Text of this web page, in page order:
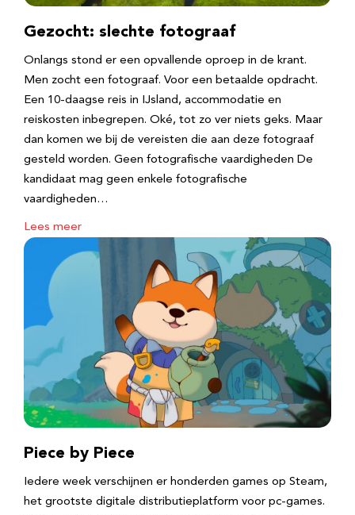
Gezocht: slechte fotograaf
Onlangs stond er een opvallende oproep in de krant.
Men zocht een fotograaf. Voor een betaalde opdracht.
Een 10-daagse reis in IJsland, accommodatie en
reiskosten inbegrepen. Oké, tot zo ver niets geks. Maar
dan komen we bij de vereisten die aan deze fotograaf
gesteld worden. Geen fotografische vaardigheden De
kandidaat mag geen enkele fotografische
vaardigheden…
Lees meer
Piece by Piece
Iedere week verschijnen er honderden games op Steam,
het grootste digitale distributieplatform voor pc-games.